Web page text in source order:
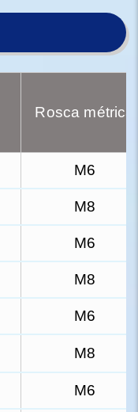
Rosca métrica
M6
M8
M6
M8
M6
M8
M6